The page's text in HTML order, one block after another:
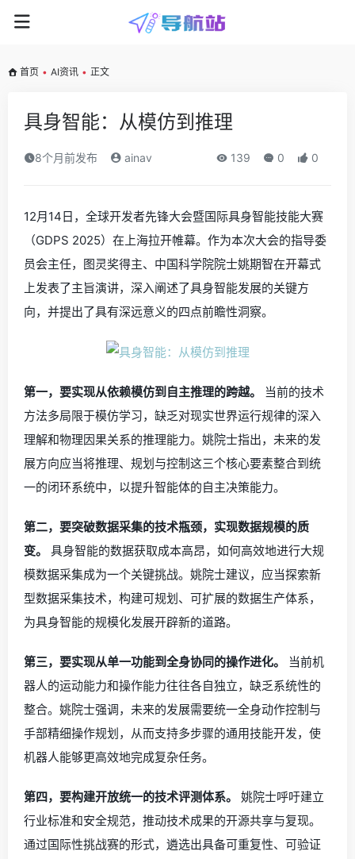
首页 • AI资讯 • 正文
具身智能：从模仿到推理
8个月前发布 ainav 139 0 0
12月14日，全球开发者先锋大会暨国际具身智能技能大赛
（GDPS 2025）在上海拉开帷幕。作为本次大会的指导委
员会主任，图灵奖得主、中国科学院院士姚期智在开幕式
上发表了主旨演讲，深入阐述了具身智能发展的关键方
向，并提出了具有深远意义的四点前瞻性洞察。
第一，要实现从依赖模仿到自主推理的跨越。
当前的技术
方法多局限于模仿学习，缺乏对现实世界运行规律的深入
理解和物理因果关系的推理能力。姚院士指出，未来的发
展方向应当将推理、规划与控制这三个核心要素整合到统
一的闭环系统中，以提升智能体的自主决策能力。
第二，要突破数据采集的技术瓶颈，实现数据规模的质
变。
具身智能的数据获取成本高昂，如何高效地进行大规
模数据采集成为一个关键挑战。姚院士建议，应当探索新
型数据采集技术，构建可规划、可扩展的数据生产体系，
为具身智能的规模化发展开辟新的道路。
第三，要实现从单一功能到全身协同的操作进化。
当前机
器人的运动能力和操作能力往往各自独立，缺乏系统性的
整合。姚院士强调，未来的发展需要统一全身动作控制与
手部精细操作规划，从而支持多步骤的通用技能开发，使
机器人能够更高效地完成复杂任务。
第四，要构建开放统一的技术评测体系。
姚院士呼吁建立
行业标准和安全规范，推动技术成果的开源共享与复现。
通过国际性挑战赛的形式，遴选出具备可重复性、可验证